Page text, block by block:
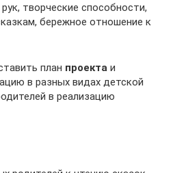
творческие способности,
бережное отношение к
план проекта и
в разных видах детской
в реализацию